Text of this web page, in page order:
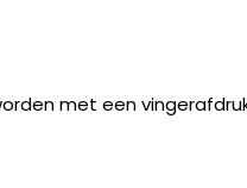
met een